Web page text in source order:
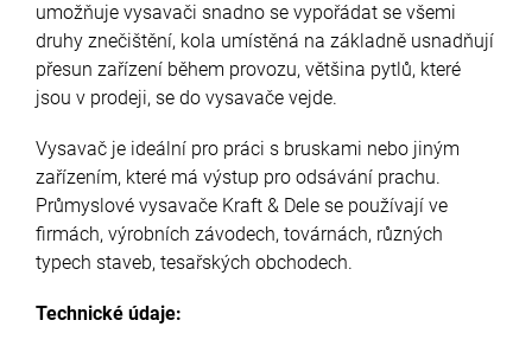
umožňuje vysavači snadno se vypořádat se všemi
druhy znečištění, kola umístěná na základně usnadňují
přesun zařízení během provozu, většina pytlů, které
jsou v prodeji, se do vysavače vejde.
Vysavač je ideální pro práci s bruskami nebo jiným
zařízením, které má výstup pro odsávání prachu.
Průmyslové vysavače Kraft & Dele se používají ve
firmách, výrobních závodech, továrnách, různých
typech staveb, tesařských obchodech.
Technické údaje: